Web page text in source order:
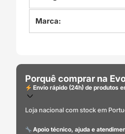
Marca:
Porquê comprar na
Envio rápido (24h) de produtos
Loja nacional com stock em
Apoio técnico, ajuda e